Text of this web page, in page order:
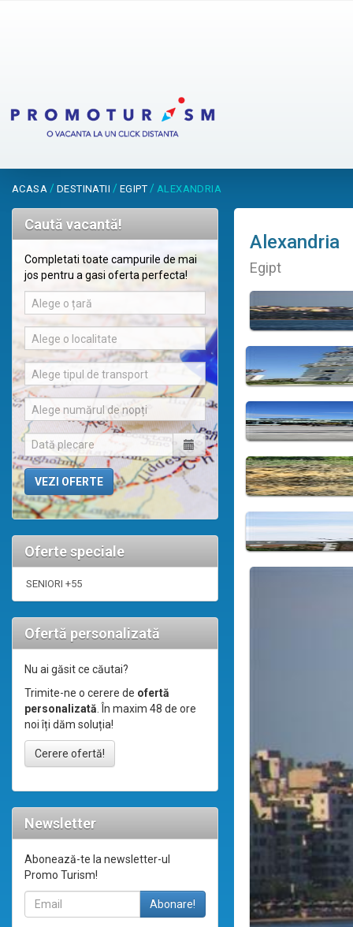
ACASA / DESTINATII / EGIPT / ALEXANDRIA
Caută vacantă!
Completati toate campurile de mai
jos pentru a gasi oferta perfecta!
Alege o țară
Alege o localitate
Alege tipul de transport
Alege numărul de nopți
Oferte speciale
SENIORI +55
Ofertă personalizată
Nu ai găsit ce căutai?
Trimite-ne o cerere de ofertă
personalizată. În maxim 48 de ore
noi îți dăm soluția!
Cerere ofertă!
Newsletter
Abonează-te la newsletter-ul
Promo Turism!
Alexandria
Egipt